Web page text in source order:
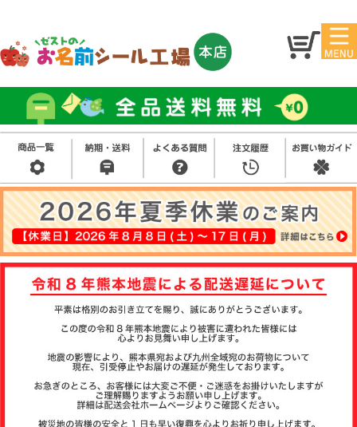
マイ
お
名
前
シ
ー
ル
アイ
ロン
シー
ル
お買
い得
セッ
ト
ス
タ
ン
プ
そ
の
他
注文履歴